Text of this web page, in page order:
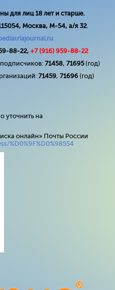
для лиц 18 лет и старше.
Москва, М-54, а/я 32.
88-22, +7 (916) 959-88-22
71458, 71695(год)
71459, 71696 (год)
уточнить на
онлайн» Почты России
%D0%9F%D0%98554